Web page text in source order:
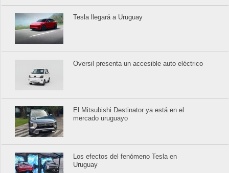
Tesla llegará a Uruguay
Oversil presenta un accesible auto eléctrico
El Mitsubishi Destinator ya está en el
mercado uruguayo
Los efectos del fenómeno Tesla en
Uruguay